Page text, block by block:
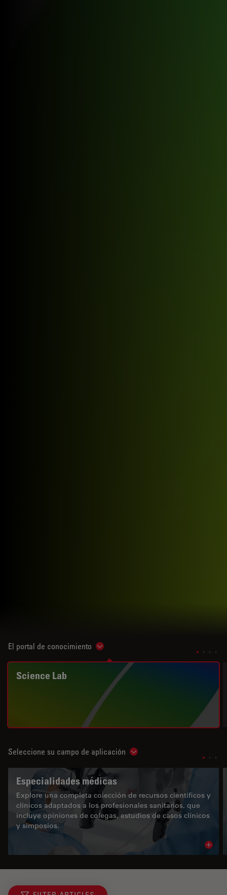
El portal de conocimiento Show subnavigation
Science Lab
Seleccione su campo de aplicación Show subnavigation
Especialidades médicas
Explore una completa colección de recursos científicos y
clínicos adaptados a los profesionales sanitarios, que
incluye opiniones de colegas, estudios de casos clínicos
y simposios.